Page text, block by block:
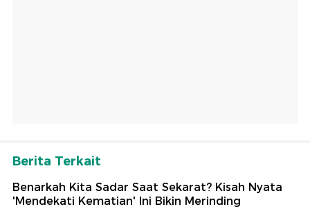
Berita Terkait
Benarkah Kita Sadar Saat Sekarat? Kisah Nyata
'Mendekati Kematian' Ini Bikin Merinding